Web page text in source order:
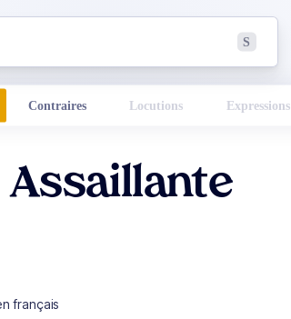
S
Contraires Locutions Expressions
français